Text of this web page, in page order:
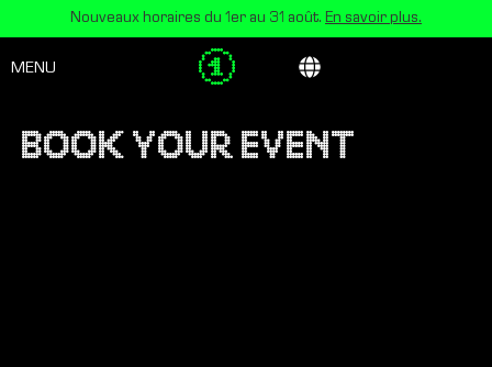
Nouveaux horaires du 1er au 31 août. En savoir plus.
MENU
BOOK YOUR EVENT